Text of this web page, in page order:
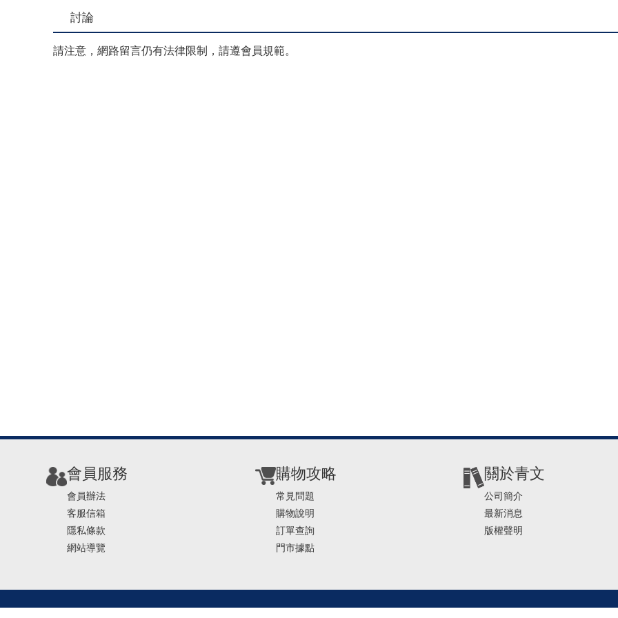
討論
請注意，網路留言仍有法律限制，請遵會員規範。
會員服務
會員辦法
客服信箱
隱私條款
網站導覽
購物攻略
常見問題
購物說明
訂單查詢
門市據點
關於青文
公司簡介
最新消息
版權聲明